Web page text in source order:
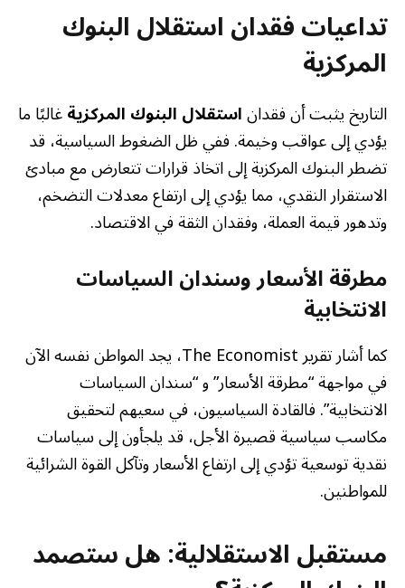
تداعيات فقدان استقلال البنوك
المركزية
التاريخ يثبت أن فقداناستقلال البنوك المركزيةغالبًا ما
يؤدي إلى عواقب وخيمة. ففي ظل الضغوط السياسية، قد
تضطر البنوك المركزية إلى اتخاذ قرارات تتعارض مع مبادئ
الاستقرار النقدي، مما يؤدي إلى ارتفاع معدلات التضخم،
وتدهور قيمة العملة، وفقدان الثقة في الاقتصاد.
مطرقة الأسعار وسندان السياسات
الانتخابية
كما أشار تقرير The Economist، يجد المواطن نفسه الآن
في مواجهة “مطرقة الأسعار” و “سندان السياسات
الانتخابية”. فالقادة السياسيون، في سعيهم لتحقيق
مكاسب سياسية قصيرة الأجل، قد يلجأون إلى سياسات
نقدية توسعية تؤدي إلى ارتفاع الأسعار وتآكل القوة الشرائية
للمواطنين.
مستقبل الاستقلالية: هل ستصمد